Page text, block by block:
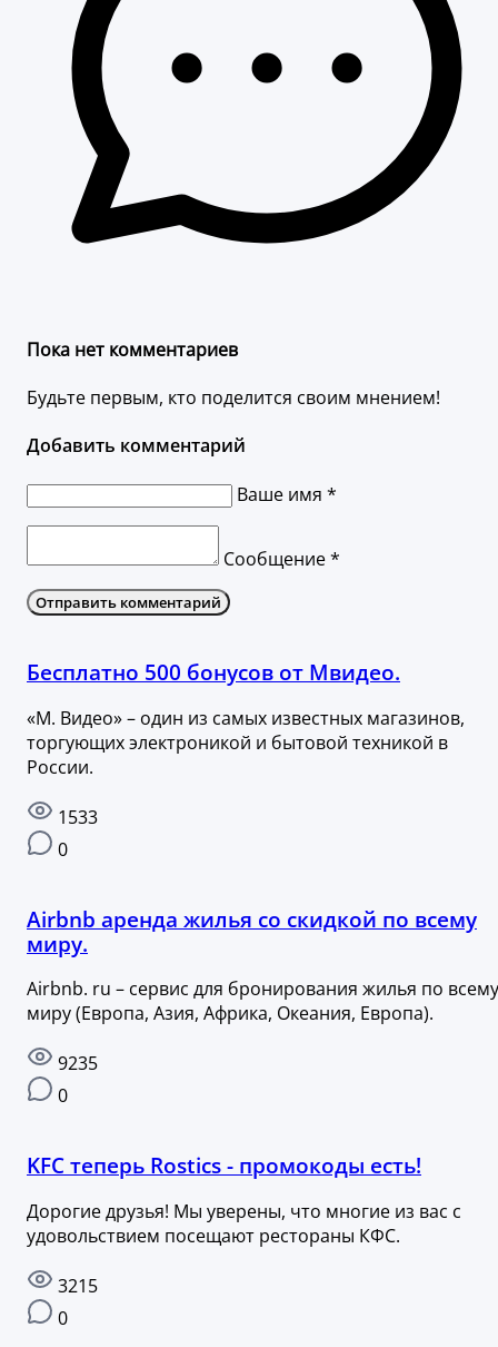
Пока нет комментариев
Будьте первым, кто поделится своим мнением!
Добавить комментарий
Ваше имя *
Сообщение *
Отправить комментарий
Бесплатно 500 бонусов от Мвидео.
«М. Видео» – один из самых известных магазинов,
торгующих электроникой и бытовой техникой в
России.
1533
0
Airbnb аренда жилья со скидкой по всему
миру.
Airbnb. ru – сервис для бронирования жилья по всему
миру (Европа, Азия, Африка, Океания, Европа).
9235
0
KFC теперь Rostics - промокоды есть!
Дорогие друзья! Мы уверены, что многие из вас с
удовольствием посещают рестораны КФС.
3215
0